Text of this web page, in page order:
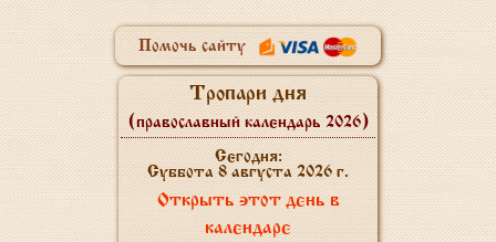
Помочь сайту
Тропари дня
(православный календарь 2026)
Сегодня:
Суббота 8 августа 2026 г.
Открыть этот день в
календаре